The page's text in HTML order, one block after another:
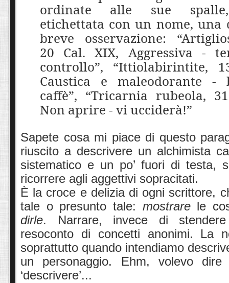
ordinate alle sue
etichettata con un nome, una
breve osservazione:
20 Cal. XIX, Aggressiva -
controllo”, “Ittiolabirintite,
Caustica e maleodorante -
caffè”, “Tricarnia rubeola,
Non aprire - vi ucciderà!”
Sapete cosa mi piace di questo
riuscito a descrivere un alchimista
sistematico e un po’ fuori di testa,
ricorrere agli aggettivi sopracitati.
È la croce e delizia di ogni scrittore,
tale o presunto tale: mostrarele
dirle. Narrare, invece di
resoconto di concetti anonimi. La
soprattutto quando intendiamo
un personaggio. Ehm, volevo dire
‘descrivere’...